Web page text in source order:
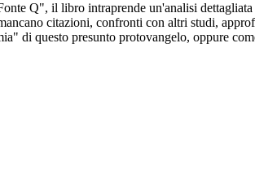
Q", il libro intraprende un'analisi
citazioni, confronti con altri studi,
di questo presunto protovangelo, oppure